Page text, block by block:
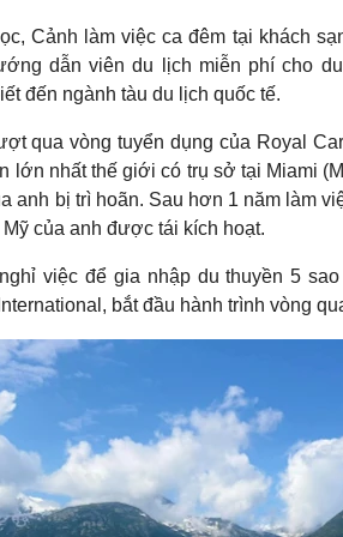
Cảnh làm việc ca đêm tại khách
dẫn viên du lịch miễn phí cho
đến ngành tàu du lịch quốc tế.
qua vòng tuyển dụng của Royal
lớn nhất thế giới có trụ sở tại Miami
anh bị trì hoãn. Sau hơn 1 năm làm
của anh được tái kích hoạt.
việc để gia nhập du thuyền 5
bắt đầu hành trình vòng